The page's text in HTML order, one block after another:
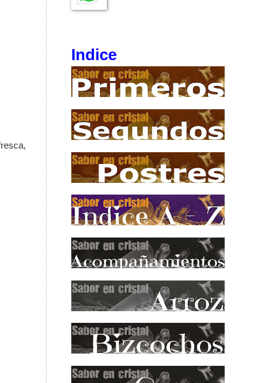
Indice